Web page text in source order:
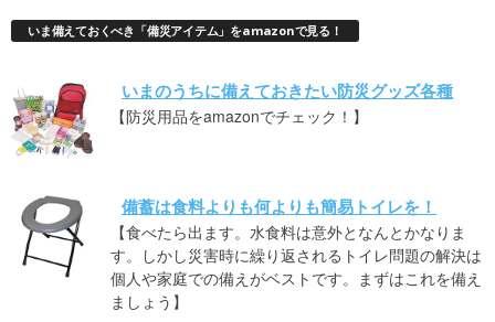
いま備えておくべき「備災アイテム」をamazonで見る！
いまのうちに備えておきたい防災グッズ各種
【防災用品をamazonでチェック！】
備蓄は食料よりも何よりも簡易トイレを！
【食べたら出ます。水食料は意外となんとかなりま
す。しかし災害時に繰り返されるトイレ問題の解決は
個人や家庭での備えがベストです。まずはこれを備え
ましょう】